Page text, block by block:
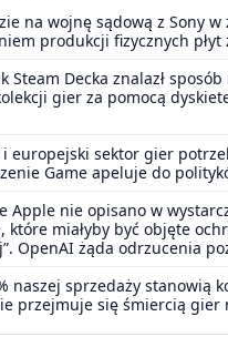
na wojnę sądową z Sony w
produkcji fizycznych płyt
Steam Decka znalazł
gier za pomocą
europejski sektor gier
Game apeluje do
Apple nie opisano w
które miałyby być objęte
OpenAI żąda odrzucenia
naszej sprzedaży stanowią
przejmuje się śmiercią gier